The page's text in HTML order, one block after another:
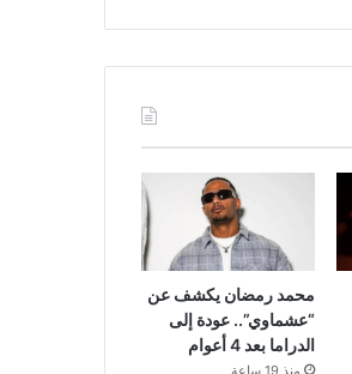
محمد رمضان يكشف عن
“عشماوي”.. عودة إلى
الدراما بعد 4 أعوام
منذ 19 ساعة